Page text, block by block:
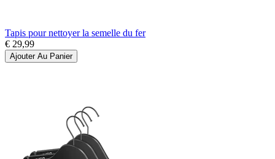
Tapis pour nettoyer la semelle du fer
€ 29,99
Ajouter Au Panier